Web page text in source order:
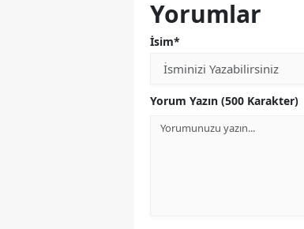
Yorumlar
İsim*
Yorum Yazın (500 Karakter)